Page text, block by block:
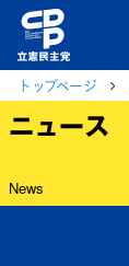
トップページ
ニュース
News